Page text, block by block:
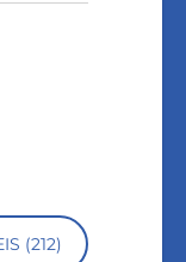
(212)